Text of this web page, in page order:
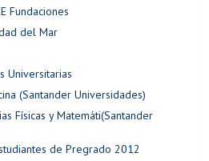
Fundaciones
del Mar
Universitarias
(Santander Universidades)
Físicas y Matemáti(Santander
de Pregrado 2012